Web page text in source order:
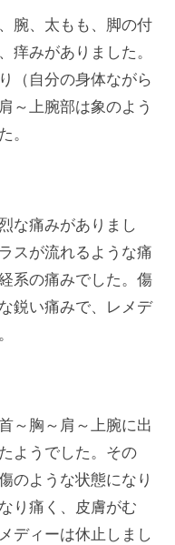
腕、太もも、脚の付
痒みがありました。
（自分の身体ながら
～上腕部は象のよう
。
な痛みがありまし
スが流れるような痛
系の痛みでした。傷
鋭い痛みで、レメデ
～胸～肩～上腕に出
ようでした。その
のような状態になり
り痛く、皮膚がむ
ディーは休止しまし